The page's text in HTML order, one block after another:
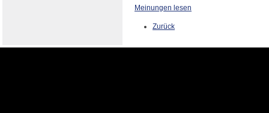
Meinungen lesen
Zurück